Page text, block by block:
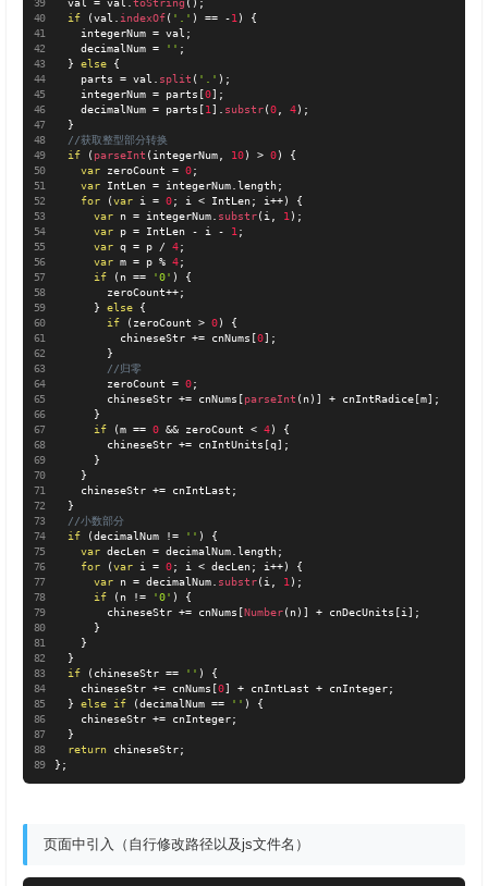
  val
= val toString ( ) ;
if
(val indexOf( '.' ) == -1 )
{
    integerNum
= val ;
    decimalNum
= '' ;
}
else
{
    parts
= val split ( '.' ) ;
    integerNum
= parts [0] ;
    decimalNum
= parts [1 ] substr(0, 4) ;
}
//获取整型部分转换
if
( parseInt ( integerNum, 10) > 0)
{
var zeroCount = 0;
var IntLen = integerNum. length;
for
(var i = 0; i < IntLen; i++)
{
var n = integerNum. substr( i 1 ) ;
var p = IntLen - i - 1 ;
var q = p / 4;
var m = p % 4;
if
( n == '0' )
{
        zeroCount
++;
}
else
{
if
( zeroCount > 0)
{
          chineseStr
+= cnNums [0] ;
}
//归零
        zeroCount
= 0;
        chineseStr
+= cnNums [parseInt ( n) ] + cnIntRadice[m] ;
}
if
(m == 0 && zeroCount < 4)
{
        chineseStr
+= cnIntUnits [q] ;
}
}
    chineseStr
+= cnIntLast ;
}
//小数部分
if
(decimalNum != '' )
{
var decLen = decimalNum. length;
for
(var i = 0; i < decLen; i++)
{
var n = decimalNum. substr( i 1 ) ;
if
( n != '0' )
{
        chineseStr
+= cnNums [Number( n) ] + cnDecUnits [i ] ;
}
}
}
if
( chineseStr == '' )
{
    chineseStr
+= cnNums [0] + cnIntLast + cnInteger;
}
else if (decimalNum == '' )
{
    chineseStr
+= cnInteger;
}
return chineseStr;
} ;
页面中引入（自行修改路径以及js文件名）